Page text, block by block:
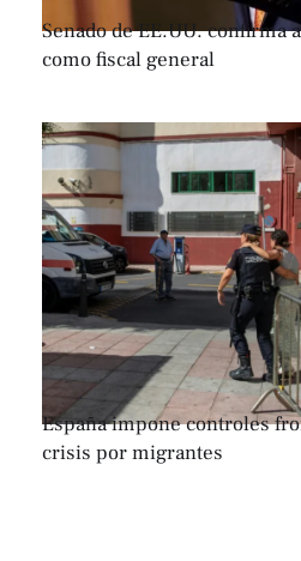
Senado de EE.UU. confirma
como fiscal general
España impone controles
crisis por migrantes